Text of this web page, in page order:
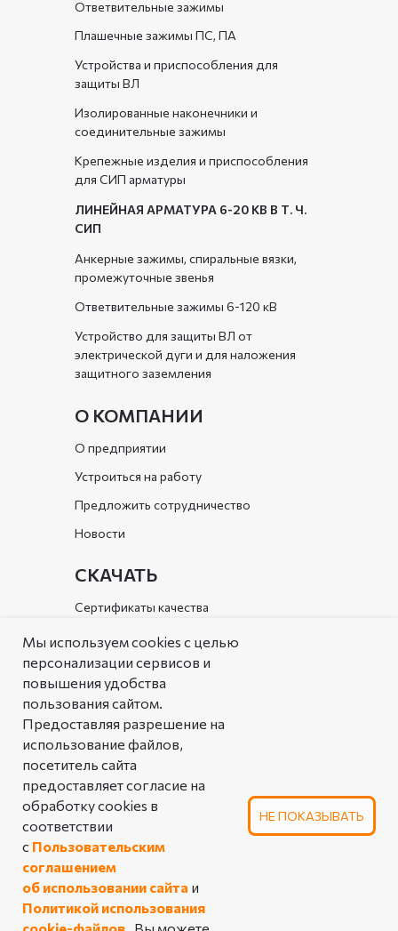
Мы используем cookies с целью
персонализации сервисов и
повышения удобства
пользования сайтом.
Предоставляя разрешение на
использование файлов,
посетитель сайта
предоставляет согласие на
обработку cookies в
соответствии
с Пользовательским
соглашением
об использовании сайта и
Политикой использования
НЕ ПОКАЗЫВАТЬ
Аналоговая таблица
линейной арматуры
Типовые решения
РЕШЕНИЯ
Каталог
Документы организации
Сертификаты качества
СКАЧАТЬ
Новости
Предложить сотрудничество
Устроиться на работу
О предприятии
О КОМПАНИИ
ЛИНЕЙНАЯ АРМАТУРА 6-20 КВ В Т. Ч.
СИП
Устройство для защиты ВЛ от
электрической дуги и для наложения
защитного заземления
Ответвительные зажимы 6-120 кВ
Анкерные зажимы, спиральные вязки,
промежуточные звенья
Крепежные изделия и приспособления
для СИП арматуры
Изолированные наконечники и
соединительные зажимы
Устройства и приспособления для
защиты ВЛ
Плашечные зажимы ПС, ПА
Ответвительные зажимы
ПОЛИТИКА КОНФИДЕНЦИАЛЬНОСТИ
© 2025 Производственное предприятие
«Импульс». Все права защищены
ПОЛЬЗОВАТЕЛЬСКОЕ СОГЛАШЕНИЕ
ОБ ИСПОЛЬЗОВАНИИ САЙТА